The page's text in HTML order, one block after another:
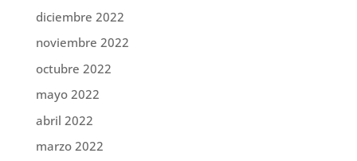
diciembre 2022
noviembre 2022
octubre 2022
mayo 2022
abril 2022
marzo 2022